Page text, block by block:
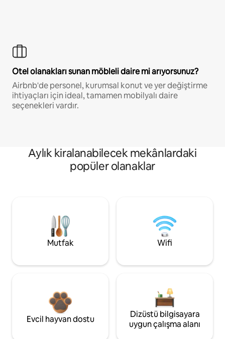
Otel olanakları sunan möbleli daire mi arıyorsunuz?
Airbnb'de personel, kurumsal konut ve yer değiştirme
ihtiyaçları için ideal, tamamen mobilyalı daire
seçenekleri vardır.
Aylık kiralanabilecek mekânlardaki
popüler olanaklar
Mutfak Wifi
Evcil hayvan dostu
Dizüstü bilgisayara
uygun çalışma alanı